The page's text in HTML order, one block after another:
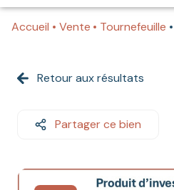
BIENS
TRANSACTION
PARTICULIERS
PROFESSIONNELS
AGENCE
GROUPE
Accueil Vente Tournefeuille
Retour aux résultats
Partager ce bien